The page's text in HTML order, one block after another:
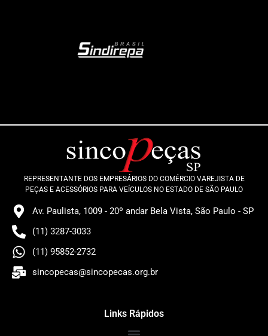
REPRESENTANTE DOS EMPRESÁRIOS DO COMÉRCIO VAREJISTA DE
PEÇAS E ACESSÓRIOS PARA VEÍCULOS NO ESTADO DE SÃO PAULO
Av. Paulista, 1009 - 20º andar Bela Vista, São Paulo - SP
(11) 3287-3033
(11) 95852-2732
sincopecas@sincopecas.org.br
Links Rápidos